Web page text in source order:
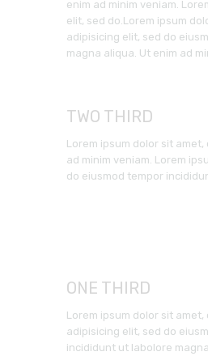
enim ad minim veniam.
elit, sed do.Lorem ipsum
adipisicing elit, sed do
magna aliqua. Ut enim ad
TWO THIRD
Lorem ipsum dolor sit
ad minim veniam. Lorem
do eiusmod tempor
ONE THIRD
Lorem ipsum dolor sit
adipisicing elit, sed do
incididunt ut labolore